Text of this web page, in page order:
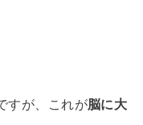
すが、これが脳に大